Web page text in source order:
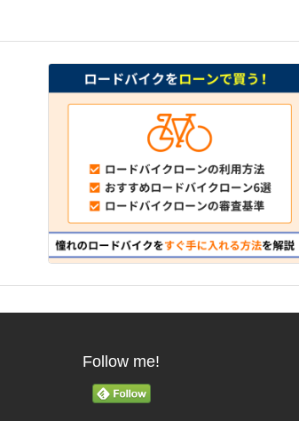
Follow me!